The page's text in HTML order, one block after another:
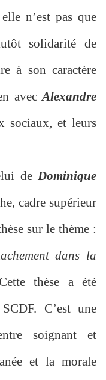
n’est pas que
solidarité de
à son caractère
avecAlexandre
sociaux, et leurs
de Dominique
cadre supérieur
sur le thème :
dans la
Cette thèse a été
C’est une
soignant et
et la morale